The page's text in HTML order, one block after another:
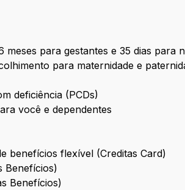
meses para gestantes e 35 dias para
para maternidade e
deficiência (PCDs)
você e dependentes
benefícios flexível (Creditas Card)
Benefícios)
Benefícios)